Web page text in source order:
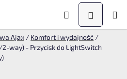
Szukaj KOSZYK
Ajax / Komfort i wydajność /
way) - Przycisk do LightSwitch